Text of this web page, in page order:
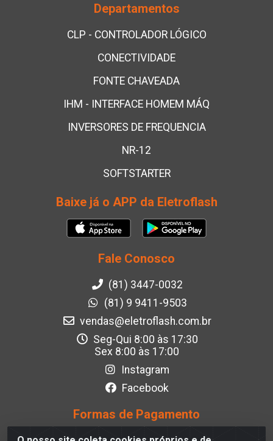
Departamentos
CLP - CONTROLADOR LÓGICO
CONECTIVIDADE
FONTE CHAVEADA
IHM - INTERFACE HOMEM MÁQ
INVERSORES DE FREQUENCIA
NR-12
SOFTSTARTER
Baixe já o APP da Eletroflash
Fale Conosco
(81) 3447-0032
(81) 9 9411-9503
vendas@eletroflash.com.br
Seg-Qui 8:00 às 17:30
Sex 8:00 às 17:00
Instagram
Facebook
Formas de Pagamento